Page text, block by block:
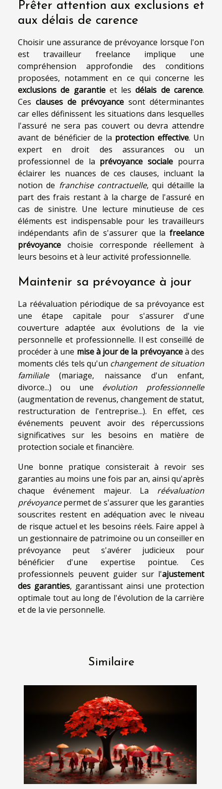
Prêter attention aux exclusions et
aux délais de carence
Choisir une assurance de prévoyance lorsque l'on
est travailleur freelance implique une
compréhension approfondie des conditions
proposées, notamment en ce qui concerne les
exclusions de garantieet lesdélais de carence.
Ces clauses de prévoyance sont déterminantes
car elles définissent les situations dans lesquelles
l'assuré ne sera pas couvert ou devra attendre
avant de bénéficier de la protection effective. Un
expert en droit des assurances ou un
professionnel de la prévoyance sociale pourra
éclairer les nuances de ces clauses, incluant la
notion de franchise contractuelle, qui détaille la
part des frais restant à la charge de l'assuré en
cas de sinistre. Une lecture minutieuse de ces
éléments est indispensable pour les travailleurs
indépendants afin de s'assurer que la freelance
prévoyance choisie corresponde réellement à
leurs besoins et à leur activité professionnelle.
Maintenir sa prévoyance à jour
La réévaluation périodique de sa prévoyance est
une étape capitale pour s'assurer d'une
couverture adaptée aux évolutions de la vie
personnelle et professionnelle. Il est conseillé de
procéder à une mise à jour de la prévoyanceà des
moments clés tels qu'un changement de situation
familiale(mariage, naissance d'un enfant,
divorce...) ou une évolution professionnelle
(augmentation de revenus, changement de statut,
restructuration de l'entreprise...). En effet, ces
événements peuvent avoir des répercussions
significatives sur les besoins en matière de
protection sociale et financière.
Une bonne pratique consisterait à revoir ses
garanties au moins une fois par an, ainsi qu'après
chaque événement majeur. La réévaluation
prévoyancepermet de s'assurer que les garanties
souscrites restent en adéquation avec le niveau
de risque actuel et les besoins réels. Faire appel à
un gestionnaire de patrimoine ou un conseiller en
prévoyance peut s'avérer judicieux pour
bénéficier d'une expertise pointue. Ces
professionnels peuvent guider sur l'ajustement
des garanties, garantissant ainsi une protection
optimale tout au long de l'évolution de la carrière
et de la vie personnelle.
Similaire